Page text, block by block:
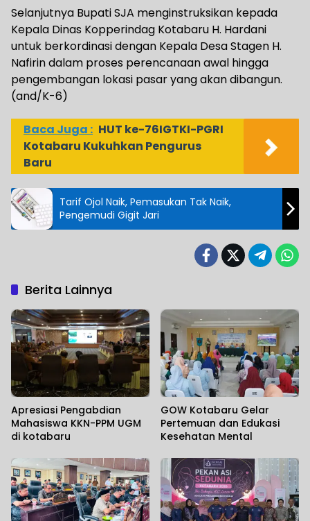
Selanjutnya Bupati SJA menginstruksikan kepada
Kepala Dinas Kopperindag Kotabaru H. Hardani
untuk berkordinasi dengan Kepala Desa Stagen H.
Nafirin dalam proses perencanaan awal hingga
pengembangan lokasi pasar yang akan dibangun.
(and/K-6)
Baca Juga : HUT ke-76IGTKI-PGRI
Kotabaru Kukuhkan Pengurus
Baru
Tarif Ojol Naik, Pemasukan Tak Naik,
Pengemudi Gigit Jari
Berita Lainnya
Apresiasi Pengabdian
Mahasiswa KKN-PPM UGM
di kotabaru
GOW Kotabaru Gelar
Pertemuan dan Edukasi
Kesehatan Mental